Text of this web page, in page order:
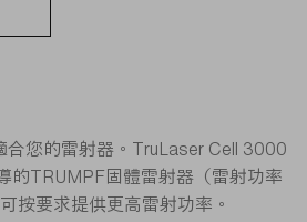
合您的雷射器。TruLaser Cell 3000
的TRUMPF固體雷射器（雷射功率
按要求提供更高雷射功率。